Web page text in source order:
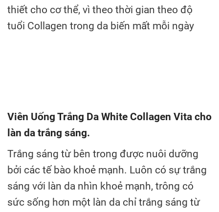
thiết cho cơ thể, vì theo thời gian theo độ
tuổi Collagen trong da biến mất mỗi ngày
Viên Uống Trắng Da White Collagen Vita cho
làn da trắng sáng.
Trắng sáng từ bên trong được nuôi dưỡng
bởi các tế bào khoẻ mạnh. Luôn có sự trắng
sáng với làn da nhìn khoẻ mạnh, trông có
sức sống hơn một làn da chỉ trắng sáng từ